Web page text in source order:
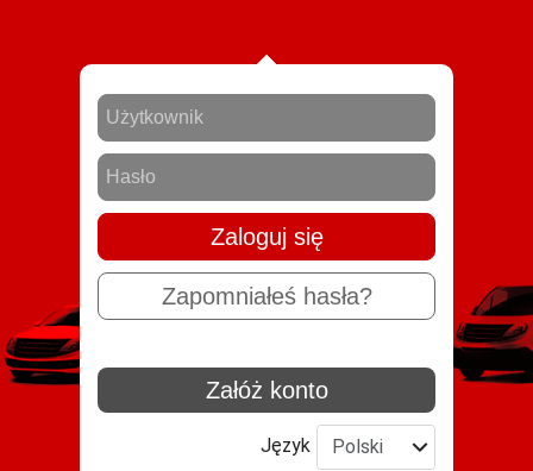
Zaloguj się
Zapomniałeś hasła?
Załóż konto
Język Polski